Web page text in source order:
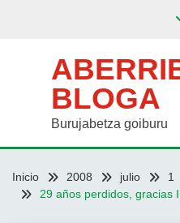
BLOGA
Burujabetza goiburu
Inicio 2008 julio
1
29 años perdidos, gracias